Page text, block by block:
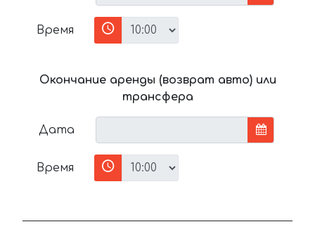
Время
Окончание аренды (возврат авто) или
трансфера
Дата
Время